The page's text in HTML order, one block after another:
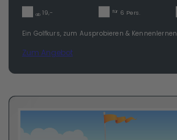
ab 19,- für 6 Pers.
Ein Golfkurs, zum Ausprobieren & Kennenlernen
Zum Angebot